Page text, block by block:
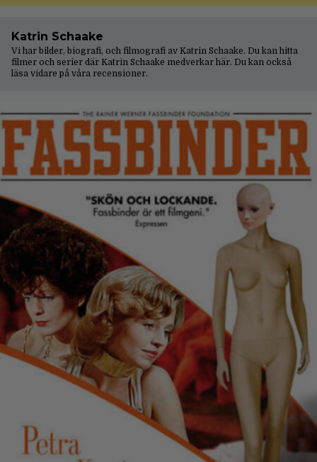
Katrin Schaake
Vi har bilder, biografi, och filmografi av Katrin Schaake. Du kan hitta
filmer och serier där Katrin Schaake medverkar här. Du kan också
läsa vidare på våra recensioner.